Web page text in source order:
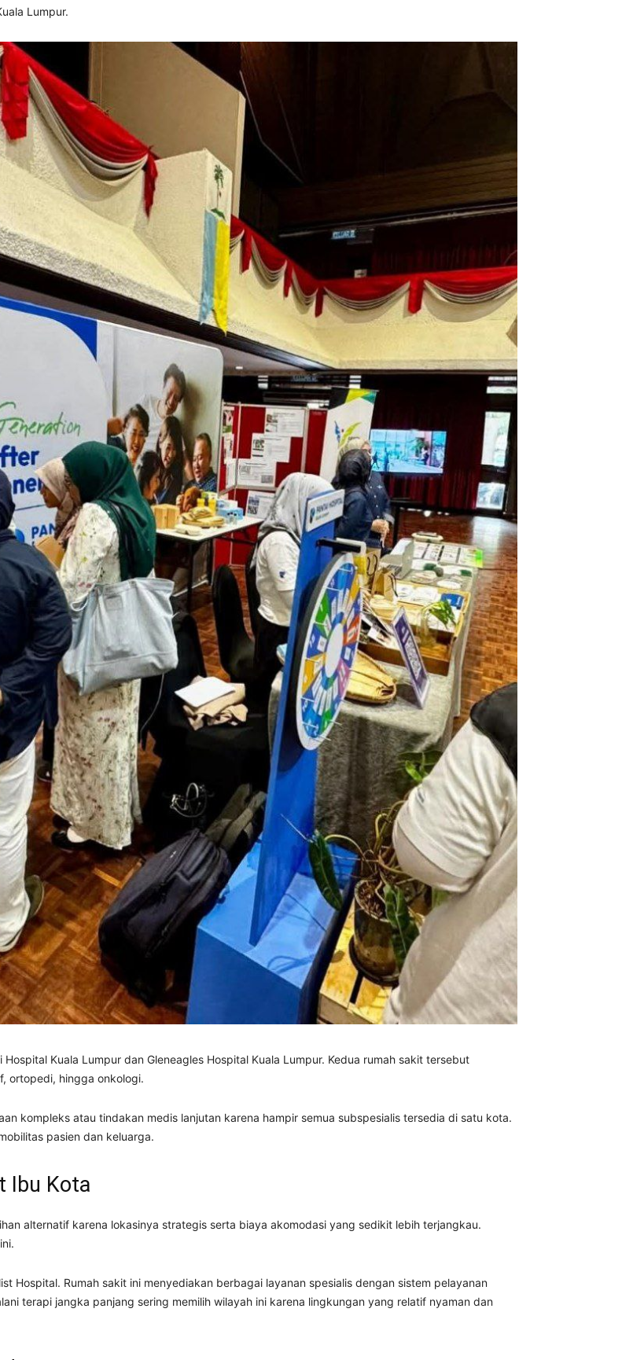
Lumpur.
Hospital Kuala Lumpur dan Gleneagles Hospital Kuala Lumpur. Kedua rumah sakit tersebut
ortopedi, hingga onkologi.
kompleks atau tindakan medis lanjutan karena hampir semua subspesialis tersedia di satu kota.
pasien dan keluarga.
Ibu Kota
alternatif karena lokasinya strategis serta biaya akomodasi yang sedikit lebih terjangkau.
Hospital. Rumah sakit ini menyediakan berbagai layanan spesialis dengan sistem pelayanan
terapi jangka panjang sering memilih wilayah ini karena lingkungan yang relatif nyaman dan